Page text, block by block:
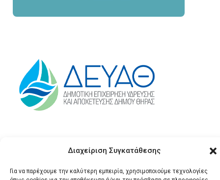
Διαχείριση Συγκατάθεσης
Για να παρέχουμε την καλύτερη εμπειρία, χρησιμοποιούμε τεχνολογίες